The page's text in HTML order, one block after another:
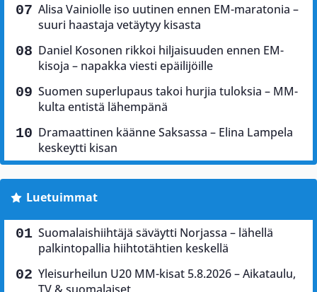
Alisa Vainiolle iso uutinen ennen EM-maratonia –
suuri haastaja vetäytyy kisasta
Daniel Kosonen rikkoi hiljaisuuden ennen EM-
kisoja – napakka viesti epäilijöille
Suomen superlupaus takoi hurjia tuloksia – MM-
kulta entistä lähempänä
Dramaattinen käänne Saksassa – Elina Lampela
keskeytti kisan
Luetuimmat
Suomalaishiihtäjä säväytti Norjassa – lähellä
palkintopallia hiihtotähtien keskellä
Yleisurheilun U20 MM-kisat 5.8.2026 – Aikataulu,